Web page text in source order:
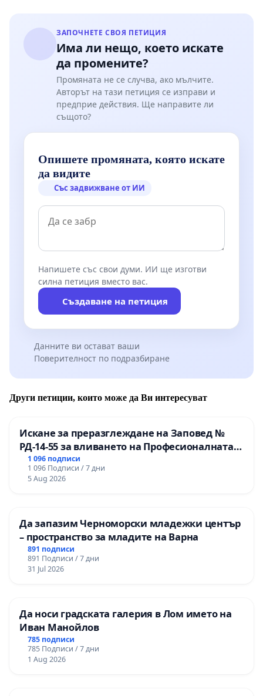
ЗАПОЧНЕТЕ СВОЯ ПЕТИЦИЯ
Има ли нещо, което искате
да промените?
Промяната не се случва, ако мълчите.
Авторът на тази петиция се изправи и
предприе действия. Ще направите ли
същото?
Опишете промяната, която искате
да видите
Със задвижване от ИИ
Напишете със свои думи. ИИ ще изготви
силна петиция вместо вас.
Създаване на петиция
Данните ви остават ваши
Поверителност по подразбиране
Други петиции, които може да Ви интересуват
Искане за преразглеждане на Заповед №
РД-14-55 за вливането на Професионалната
гимназия по промишлени технологии в
Професионалната гимназия по икономика и
мениджмънт – гр. Пазарджик
1 096 подписи
1 096 Подписи / 7 дни
5 Aug 2026
Да запазим Черноморски младежки център
– пространство за младите на Варна
891 подписи
891 Подписи / 7 дни
31 Jul 2026
Да носи градската галерия в Лом името на
Иван Манойлов
785 подписи
785 Подписи / 7 дни
1 Aug 2026